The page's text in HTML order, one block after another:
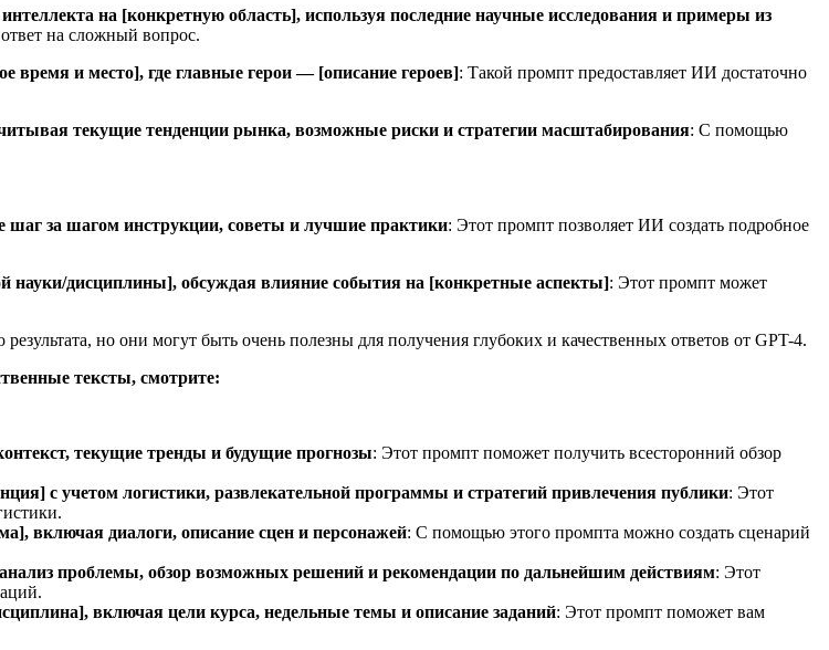
на [конкретную область], используя последние научные исследования и примеры из
на сложный вопрос.
и место], где главные герои — [описание героев]: Такой промпт предоставляет ИИ достаточно
текущие тенденции рынка, возможные риски и стратегии масштабирования: С помощью
шаг за шагом инструкции, советы и лучшие практики: Этот промпт позволяет ИИ создать подробное
науки/дисциплины], обсуждая влияние события на [конкретные аспекты]: Этот промпт может
но они могут быть очень полезны для получения глубоких и качественных ответов от GPT-4.
тексты, смотрите:
текущие тренды и будущие прогнозы: Этот промпт поможет получить всесторонний обзор
с учетом логистики, развлекательной программы и стратегий привлечения публики: Этот
включая диалоги, описание сцен и персонажей: С помощью этого промпта можно создать сценарий
проблемы, обзор возможных решений и рекомендации по дальнейшим действиям: Этот
включая цели курса, недельные темы и описание заданий: Этот промпт поможет вам